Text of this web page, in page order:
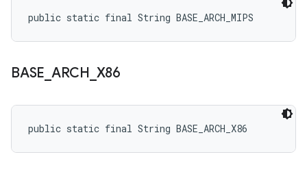
public static final String BASE_ARCH_MIPS
BASE ARCH X86
public static final String BASE_ARCH_X86